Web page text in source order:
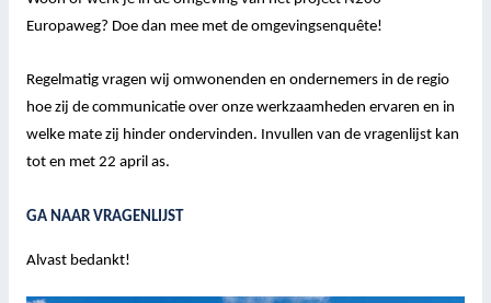
Europaweg? Doe dan mee met de omgevingsenquête!
Regelmatig vragen wij omwonenden en ondernemers in de regio
hoe zij de communicatie over onze werkzaamheden ervaren en in
welke mate zij hinder ondervinden. Invullen van de vragenlijst kan
tot en met 22 april as.
GA NAAR VRAGENLIJST
Alvast bedankt!